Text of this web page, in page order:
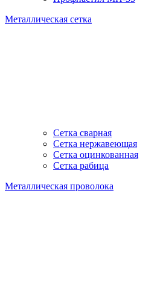
Металлическая сетка
Сетка сварная
Сетка нержавеющая
Сетка оцинкованная
Сетка рабица
Металлическая проволока